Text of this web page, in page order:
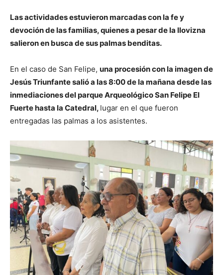
Las actividades estuvieron marcadas con la fe y
devoción de las familias, quienes a pesar de la llovizna
salieron en busca de sus palmas benditas.
En el caso de San Felipe, una procesión con la imagen de
Jesús Triunfante salió a las 8:00 de la mañana desde las
inmediaciones del parque Arqueológico San Felipe El
Fuerte hasta la Catedral, lugar en el que fueron
entregadas las palmas a los asistentes.